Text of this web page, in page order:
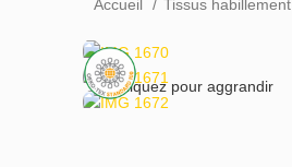
Accueil Tissus habillement
Cliquez pour aggrandir